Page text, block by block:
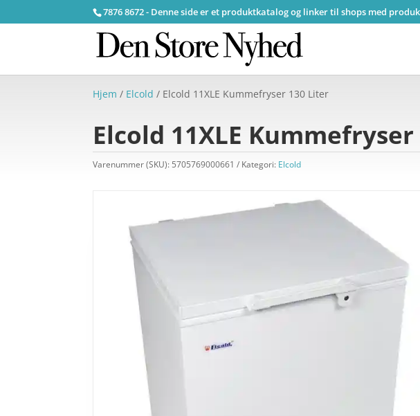
7876 8672 - Denne side er et produktkatalog og linker til shops med
Hjem / Elcold / Elcold 11XLE Kummefryser 130 Liter
Elcold 11XLE
Varenummer (SKU): 5705769000661 Kategori: Elcold